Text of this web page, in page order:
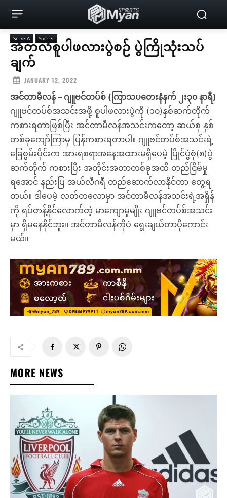
Serie A Soccer
အီတလီစူပါဖလားပွဲစဉ် ပွဲကြိုသုံးသပ်
ချက်
JANUARY 12, 2022
အင်တာမီလန် – ဂျူဗင်တပ်စ် (ကြာသပတေးနံနက် ၂း၃၀ နာရီ)
ဂျူဗင်တပ်စ်အသင်းအဖို့ စူပါဖလားပွဲကို (၁၀)နှစ်ဆက်တိုက်
ကစားရတာဖြစ်ပြီး အင်တာမီလန်အသင်းကတော့ ဆယ်စု နှစ်
တစ်ခုကျော်ကြာမှ ပြန်ကစားရတာပါ။ ဂျူဗင်တပ်စ်အသင်းရဲ့
ခြေစွမ်းပိုင်းက အားရစရာအနေအထားမရှိပေမဲ့ ပြိုင်ပွဲစုံ(၈)ပွဲ
ဆက်တိုက် ကစားပြီး အတိုင်းအတာတစ်ခုအထိ တည်ငြိမ်မှု
ရအောင် နည်းပြ အယ်လီဂရီ တည်ဆောက်လာနိုင်တာ တွေ့ရ
တယ်။ ဒါပေမဲ့ လတ်တလောမှာ အင်တာမီလန်အသင်းရဲ့အရှိန်
ကို ရပ်တန့်နိုင်လောက်တဲ့ မာကျောမှုမျိုး ဂျူဗင်တပ်စ်အသင်း
မှာ ရှိမနေနိုင်ဘူး။ အင်တာမီလန်ကိုပဲ ရွေးချယ်တာပိုကောင်း
မယ်။
MORE NEWS